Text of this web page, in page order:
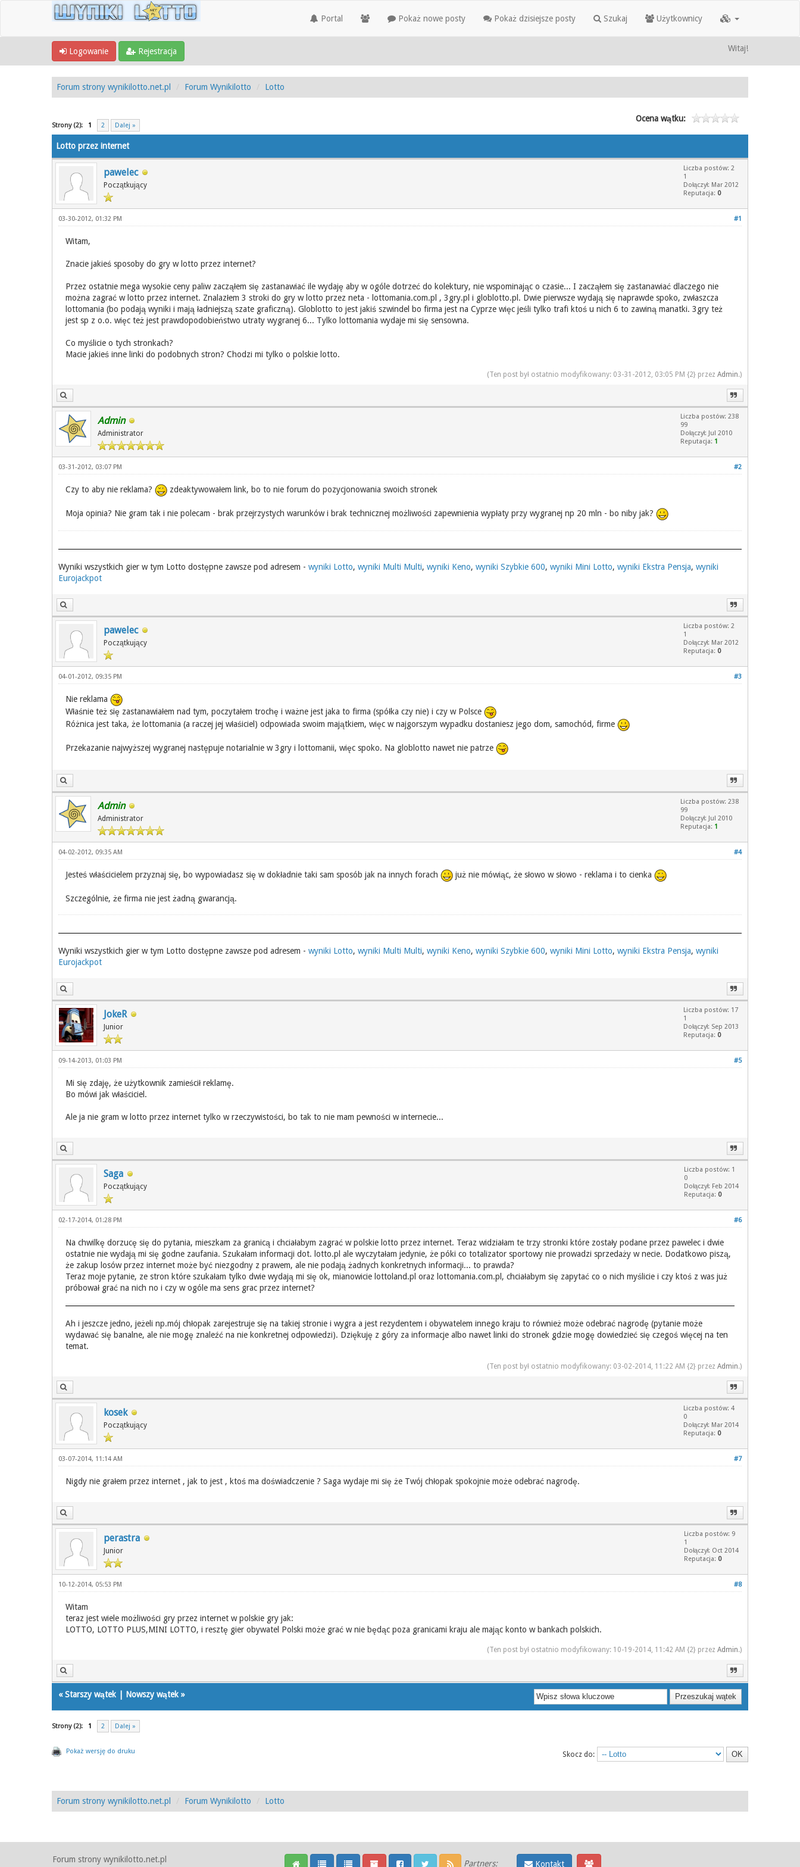
Portal Pokaż nowe posty Pokaż dzisiejsze posty Szukaj Użytkownicy
Logowanie Rejestracja Witaj!
Forum strony wynikilotto.net.pl Forum Wynikilotto Lotto
Strony (2): 1 2 Dalej »
Ocena wątku:
0 Głosów - 0 Średnio
1
2
3
4
5
Lotto przez internet
pawelec
Początkujący
Liczba postów: 2
1
Dołączył: Mar 2012
Reputacja: 0
#1
03-30-2012, 01:32 PM
Witam,
Znacie jakieś sposoby do gry w lotto przez internet?
Przez ostatnie mega wysokie ceny paliw zacząłem się zastanawiać ile wydaję aby w ogóle dotrzeć do kolektury, nie wspominając o czasie... I zacząłem się zastanawiać dlaczego nie
można zagrać w lotto przez internet. Znalazłem 3 stroki do gry w lotto przez neta - lottomania.com.pl , 3gry.pl i globlotto.pl. Dwie pierwsze wydają się naprawde spoko, zwłaszcza
lottomania (bo podają wyniki i mają ładniejszą szate graficzną). Globlotto to jest jakiś szwindel bo firma jest na Cyprze więc jeśli tylko trafi ktoś u nich 6 to zawiną manatki. 3gry też
jest sp z o.o. więc też jest prawdopodobieństwo utraty wygranej 6... Tylko lottomania wydaje mi się sensowna.
Co myślicie o tych stronkach?
Macie jakieś inne linki do podobnych stron? Chodzi mi tylko o polskie lotto.
(Ten post był ostatnio modyfikowany: 03-31-2012, 03:05 PM {2} przez Admin.)
Admin
Administrator
Liczba postów: 238
99
Dołączył: Jul 2010
Reputacja: 1
#2
03-31-2012, 03:07 PM
Czy to aby nie reklama? zdeaktywowałem link, bo to nie forum do pozycjonowania swoich stronek
Moja opinia? Nie gram tak i nie polecam - brak przejrzystych warunków i brak technicznej możliwości zapewnienia wypłaty przy wygranej np 20 mln - bo niby jak?
Wyniki wszystkich gier w tym Lotto dostępne zawsze pod adresem - wyniki Lotto, wyniki Multi Multi, wyniki Keno, wyniki Szybkie 600, wyniki Mini Lotto, wyniki Ekstra Pensja, wyniki
Eurojackpot
pawelec
Początkujący
Liczba postów: 2
1
Dołączył: Mar 2012
Reputacja: 0
#3
04-01-2012, 09:35 PM
Nie reklama
Właśnie też się zastanawiałem nad tym, poczytałem trochę i ważne jest jaka to firma (spółka czy nie) i czy w Polsce
Różnica jest taka, że lottomania (a raczej jej właśiciel) odpowiada swoim majątkiem, więc w najgorszym wypadku dostaniesz jego dom, samochód, firme
Przekazanie najwyższej wygranej następuje notarialnie w 3gry i lottomanii, więc spoko. Na globlotto nawet nie patrze
Admin
Administrator
Liczba postów: 238
99
Dołączył: Jul 2010
Reputacja: 1
#4
04-02-2012, 09:35 AM
Jesteś właścicielem przyznaj się, bo wypowiadasz się w dokładnie taki sam sposób jak na innych forach już nie mówiąc, że słowo w słowo - reklama i to cienka
Szczególnie, że firma nie jest żadną gwarancją.
Wyniki wszystkich gier w tym Lotto dostępne zawsze pod adresem - wyniki Lotto, wyniki Multi Multi, wyniki Keno, wyniki Szybkie 600, wyniki Mini Lotto, wyniki Ekstra Pensja, wyniki
Eurojackpot
JokeR
Junior
Liczba postów: 17
1
Dołączył: Sep 2013
Reputacja: 0
#5
09-14-2013, 01:03 PM
Mi się zdaję, że użytkownik zamieścił reklamę.
Bo mówi jak właściciel.
Ale ja nie gram w lotto przez internet tylko w rzeczywistości, bo tak to nie mam pewności w internecie...
Saga
Początkujący
Liczba postów: 1
0
Dołączył: Feb 2014
Reputacja: 0
#6
02-17-2014, 01:28 PM
Na chwilkę dorzucę się do pytania, mieszkam za granicą i chciałabym zagrać w polskie lotto przez internet. Teraz widziałam te trzy stronki które zostały podane przez pawelec i dwie
ostatnie nie wydają mi się godne zaufania. Szukałam informacji dot. lotto.pl ale wyczytałam jedynie, że póki co totalizator sportowy nie prowadzi sprzedaży w necie. Dodatkowo piszą,
że zakup losów przez internet może być niezgodny z prawem, ale nie podają żadnych konkretnych informacji... to prawda?
Teraz moje pytanie, ze stron które szukałam tylko dwie wydają mi się ok, mianowicie lottoland.pl oraz lottomania.com.pl, chciałabym się zapytać co o nich myślicie i czy ktoś z was już
próbował grać na nich no i czy w ogóle ma sens grac przez internet?
Ah i jeszcze jedno, jeżeli np.mój chłopak zarejestruje się na takiej stronie i wygra a jest rezydentem i obywatelem innego kraju to również może odebrać nagrodę (pytanie może
wydawać się banalne, ale nie mogę znaleźć na nie konkretnej odpowiedzi). Dziękuję z góry za informacje albo nawet linki do stronek gdzie mogę dowiedzieć się czegoś więcej na ten
temat.
(Ten post był ostatnio modyfikowany: 03-02-2014, 11:22 AM {2} przez Admin.)
kosek
Początkujący
Liczba postów: 4
0
Dołączył: Mar 2014
Reputacja: 0
#7
03-07-2014, 11:14 AM
Nigdy nie grałem przez internet , jak to jest , ktoś ma doświadczenie ? Saga wydaje mi się że Twój chłopak spokojnie może odebrać nagrodę.
perastra
Junior
Liczba postów: 9
1
Dołączył: Oct 2014
Reputacja: 0
#8
10-12-2014, 05:53 PM
Witam
teraz jest wiele możliwości gry przez internet w polskie gry jak:
LOTTO, LOTTO PLUS,MINI LOTTO, i resztę gier obywatel Polski może grać w nie będąc poza granicami kraju ale mając konto w bankach polskich.
(Ten post był ostatnio modyfikowany: 10-19-2014, 11:42 AM {2} przez Admin.)
«Starszy wątek Nowszy wątek »
Strony (2): 1 2 Dalej »
Pokaż wersję do druku Skocz do:
Forum strony wynikilotto.net.pl Forum Wynikilotto Lotto
Forum strony wynikilotto.net.pl Partners: Kontakt